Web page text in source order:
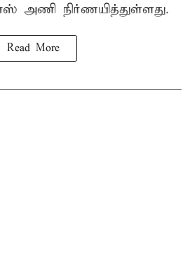
அணி நிர்ணயித்துள்ளது.
Read More